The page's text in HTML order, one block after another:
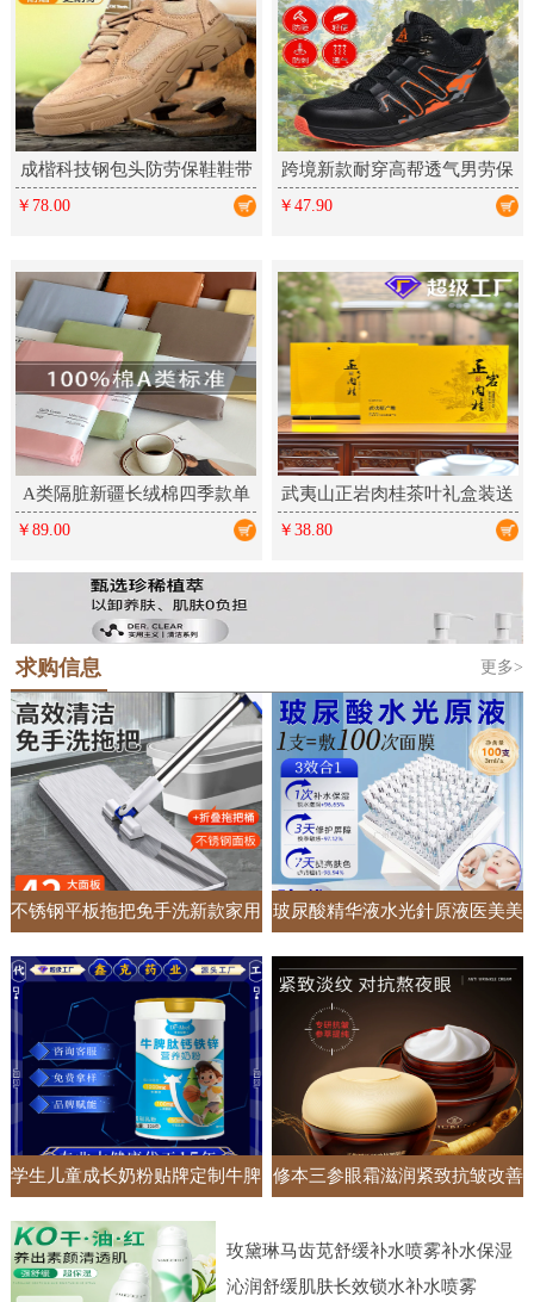
成楷科技钢包头防劳保鞋鞋带
反绒皮凯夫拉中底防刺橡胶工
￥78.00
跨境新款耐穿高帮透气男劳保
鞋防滑厨师轻便舒适防砸防刺
￥47.90
A类隔脏新疆长绒棉四季款单
件床单床笠床上铺盖单品全棉
￥89.00
武夷山正岩肉桂茶叶礼盒装送
礼乌龙茶新茶大红袍岩茶高档
￥38.80
求购信息 更多>
不锈钢平板拖把免手洗新款家用
一拖净懒人加大加宽吸水拖地神
器
玻尿酸精华液水光針原液医美美
容院专供面部护肤套盒居家收缩
毛孔
学生儿童成长奶粉贴牌定制牛脾
肽钙铁锌调制乳粉高钙牛奶粉
修本三参眼霜滋润紧致抗皱改善
发
玫黛琳马齿苋舒缓补水喷雾补水保湿
沁润舒缓肌肤长效锁水补水喷雾